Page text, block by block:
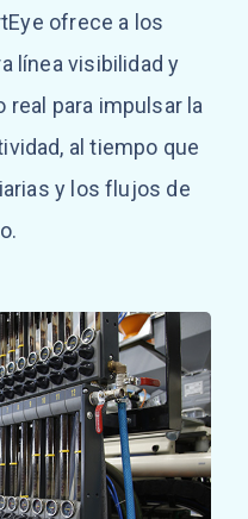
ofrece a los
línea visibilidad y
para impulsar la
al tiempo que
y los flujos de